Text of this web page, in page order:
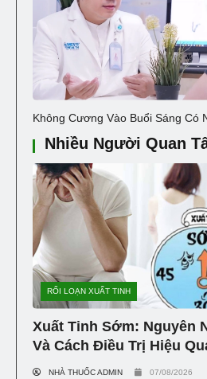
Không Cương Vào Buổi Sáng Có
Nhiều Người Quan
RỐI LOẠN XUẤT TINH
Xuất Tinh Sớm: Nguyên
Và Cách Điều Trị Hiệu
NHÀ THUỐC ADMIN 07/08/2026